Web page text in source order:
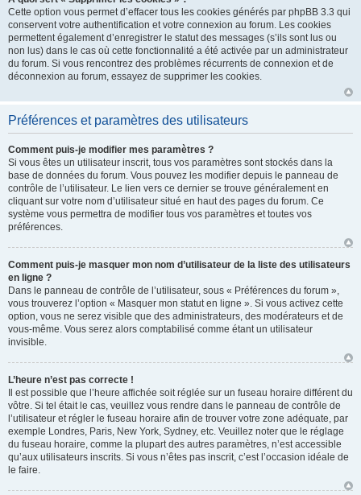
Cette option vous permet d’effacer tous les cookies générés par phpBB 3.3 qui
conservent votre authentification et votre connexion au forum. Les cookies
permettent également d’enregistrer le statut des messages (s’ils sont lus ou
non lus) dans le cas où cette fonctionnalité a été activée par un administrateur
du forum. Si vous rencontrez des problèmes récurrents de connexion et de
déconnexion au forum, essayez de supprimer les cookies.
Préférences et paramètres des utilisateurs
Comment puis-je modifier mes paramètres ?
Si vous êtes un utilisateur inscrit, tous vos paramètres sont stockés dans la
base de données du forum. Vous pouvez les modifier depuis le panneau de
contrôle de l’utilisateur. Le lien vers ce dernier se trouve généralement en
cliquant sur votre nom d’utilisateur situé en haut des pages du forum. Ce
système vous permettra de modifier tous vos paramètres et toutes vos
préférences.
Comment puis-je masquer mon nom d’utilisateur de la liste des utilisateurs
en ligne ?
Dans le panneau de contrôle de l’utilisateur, sous « Préférences du forum »,
vous trouverez l’option « Masquer mon statut en ligne ». Si vous activez cette
option, vous ne serez visible que des administrateurs, des modérateurs et de
vous-même. Vous serez alors comptabilisé comme étant un utilisateur
invisible.
L’heure n’est pas correcte !
Il est possible que l’heure affichée soit réglée sur un fuseau horaire différent du
vôtre. Si tel était le cas, veuillez vous rendre dans le panneau de contrôle de
l’utilisateur et régler le fuseau horaire afin de trouver votre zone adéquate, par
exemple Londres, Paris, New York, Sydney, etc. Veuillez noter que le réglage
du fuseau horaire, comme la plupart des autres paramètres, n’est accessible
qu’aux utilisateurs inscrits. Si vous n’êtes pas inscrit, c’est l’occasion idéale de
le faire.